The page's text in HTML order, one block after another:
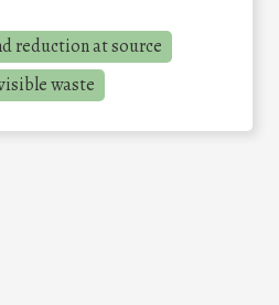
reduction at source
waste